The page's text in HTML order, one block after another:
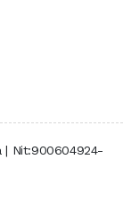
| Nit:900604924-